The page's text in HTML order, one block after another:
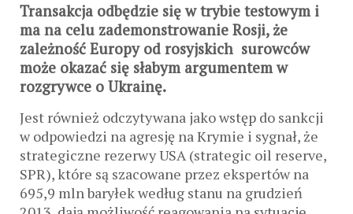
Transakcja odbędzie się w trybie testowym i
ma na celu zademonstrowanie Rosji, że
zależność Europy od rosyjskich surowców
może okazać się słabym argumentem w
rozgrywce o Ukrainę.
Jest również odczytywana jako wstęp do sankcji
w odpowiedzi na agresję na Krymie i sygnał, że
strategiczne rezerwy USA (strategic oil reserve,
SPR), które są szacowane przez ekspertów na
695,9 mln baryłek według stanu na grudzień